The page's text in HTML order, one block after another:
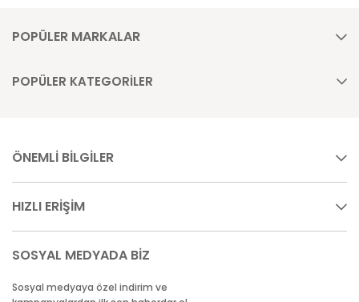
POPÜLER MARKALAR
POPÜLER KATEGORİLER
ÖNEMLİ BİLGİLER
HIZLI ERİŞİM
SOSYAL MEDYADA BİZ
Sosyal medyaya özel indirim ve